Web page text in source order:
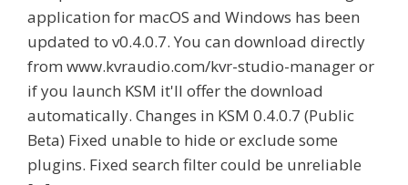
application for macOS and Windows has been
updated to v0.4.0.7. You can download directly
from www.kvraudio.com/kvr-studio-manager or
if you launch KSM it'll offer the download
automatically. Changes in KSM 0.4.0.7 (Public
Beta) Fixed unable to hide or exclude some
plugins. Fixed search filter could be unreliable